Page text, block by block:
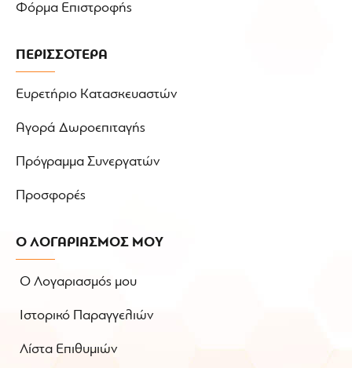
Φόρμα Επιστροφής
ΠΕΡΙΣΣΟΤΕΡΑ
Ευρετήριο Κατασκευαστών
Αγορά Δωροεπιταγής
Πρόγραμμα Συνεργατών
Προσφορές
Ο ΛΟΓΑΡΙΑΣΜΟΣ ΜΟΥ
Ο Λογαριασμός μου
Ιστορικό Παραγγελιών
Λίστα Επιθυμιών